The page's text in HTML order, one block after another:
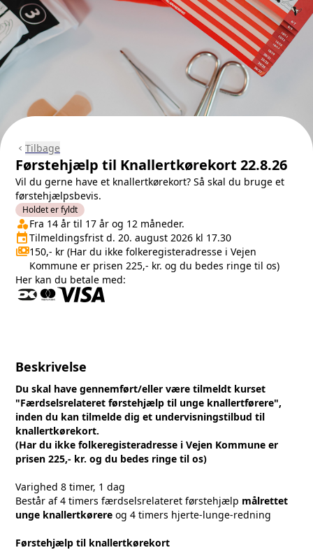
chevron_left Tilbage
Førstehjælp til Knallertkørekort 22.8.26
Vil du gerne have et knallertkørekort? Så skal du bruge et
førstehjælpsbevis.
Holdet er fyldt
Klasse/Aldersbegrænsning
person_shieldFra 14 år til 17 år og 12 måneder.
Tilmeldingsfrist
eventTilmeldingsfrist d. 20. august 2026 kl 17.30
Pris
payments150,- kr (Har du ikke folkeregisteradresse i Vejen
Kommune er prisen 225,- kr. og du bedes ringe til os)
Her kan du betale med:
Beskrivelse
Du skal have gennemført/eller være tilmeldt kurset
"Færdselsrelateret førstehjælp til unge knallertførere",
inden du kan tilmelde dig et undervisningstilbud til
knallertkørekort.
(Har du ikke folkeregisteradresse i Vejen Kommune er
prisen 225,- kr. og du bedes ringe til os)
Varighed 8 timer, 1 dag
Består af 4 timers færdselsrelateret førstehjælp målrettet
unge knallertkørere og 4 timers hjerte-lunge-redning
Førstehjælp til knallertkørekort